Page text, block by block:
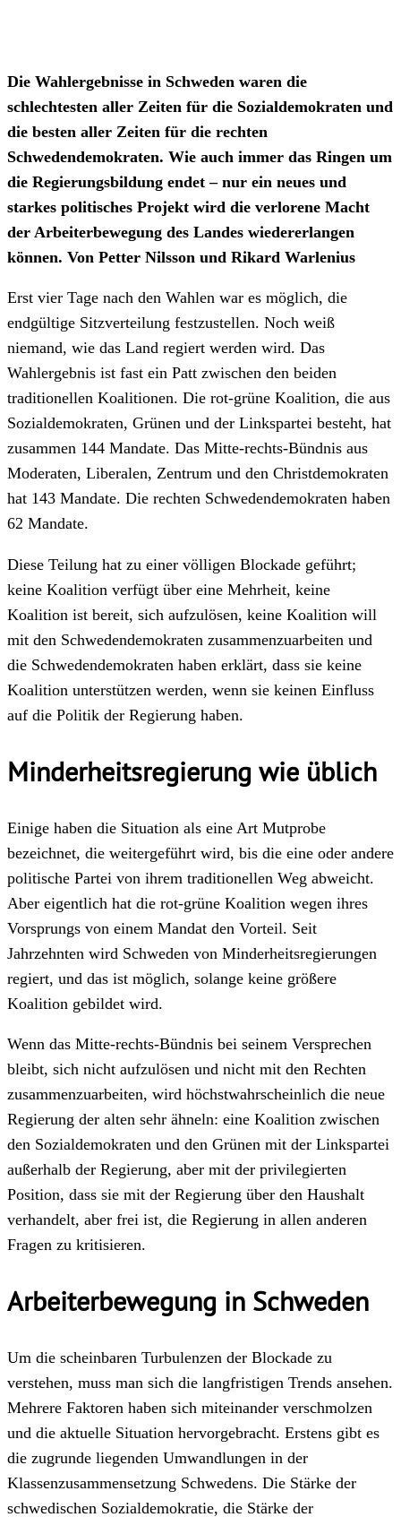
Die Wahlergebnisse in Schweden waren die
schlechtesten aller Zeiten für die Sozialdemokraten und
die besten aller Zeiten für die rechten
Schwedendemokraten. Wie auch immer das Ringen um
die Regierungsbildung endet – nur ein neues und
starkes politisches Projekt wird die verlorene Macht
der Arbeiterbewegung des Landes wiedererlangen
können. Von Petter Nilsson und Rikard Warlenius
Erst vier Tage nach den Wahlen war es möglich, die
endgültige Sitzverteilung festzustellen. Noch weiß
niemand, wie das Land regiert werden wird. Das
Wahlergebnis ist fast ein Patt zwischen den beiden
traditionellen Koalitionen. Die rot-grüne Koalition, die aus
Sozialdemokraten, Grünen und der Linkspartei besteht, hat
zusammen 144 Mandate. Das Mitte-rechts-Bündnis aus
Moderaten, Liberalen, Zentrum und den Christdemokraten
hat 143 Mandate. Die rechten Schwedendemokraten haben
62 Mandate.
Diese Teilung hat zu einer völligen Blockade geführt;
keine Koalition verfügt über eine Mehrheit, keine
Koalition ist bereit, sich aufzulösen, keine Koalition will
mit den Schwedendemokraten zusammenzuarbeiten und
die Schwedendemokraten haben erklärt, dass sie keine
Koalition unterstützen werden, wenn sie keinen Einfluss
auf die Politik der Regierung haben.
Minderheitsregierung wie üblich
Einige haben die Situation als eine Art Mutprobe
bezeichnet, die weitergeführt wird, bis die eine oder andere
politische Partei von ihrem traditionellen Weg abweicht.
Aber eigentlich hat die rot-grüne Koalition wegen ihres
Vorsprungs von einem Mandat den Vorteil. Seit
Jahrzehnten wird Schweden von Minderheitsregierungen
regiert, und das ist möglich, solange keine größere
Koalition gebildet wird.
Wenn das Mitte-rechts-Bündnis bei seinem Versprechen
bleibt, sich nicht aufzulösen und nicht mit den Rechten
zusammenzuarbeiten, wird höchstwahrscheinlich die neue
Regierung der alten sehr ähneln: eine Koalition zwischen
den Sozialdemokraten und den Grünen mit der Linkspartei
außerhalb der Regierung, aber mit der privilegierten
Position, dass sie mit der Regierung über den Haushalt
verhandelt, aber frei ist, die Regierung in allen anderen
Fragen zu kritisieren.
Arbeiterbewegung in Schweden
Um die scheinbaren Turbulenzen der Blockade zu
verstehen, muss man sich die langfristigen Trends ansehen.
Mehrere Faktoren haben sich miteinander verschmolzen
und die aktuelle Situation hervorgebracht. Erstens gibt es
die zugrunde liegenden Umwandlungen in der
Klassenzusammensetzung Schwedens. Die Stärke der
schwedischen Sozialdemokratie, die Stärke der